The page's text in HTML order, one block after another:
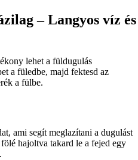
– Langyos víz és
lehet a füldugulás
a füledbe, majd fektesd az
a fülbe.
ami segít meglazítani a dugulást
hajoltva takard le a fejed egy